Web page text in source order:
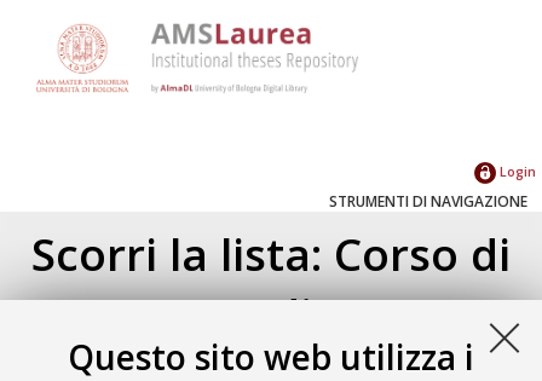
Questo sito web utilizza i
Login
STRUMENTI DI NAVIGAZIONE
Scorri la lista: Corso di
Studio